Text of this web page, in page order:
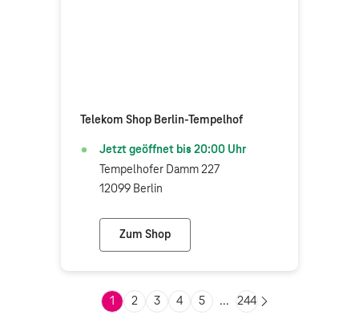
Telekom Shop Berlin-Tempelhof
Jetzt geöffnet bis 20:00 Uhr
Tempelhofer Damm 227
12099 Berlin
Zum Shop
Telekom Shop Berlin-Tempelhof
1 2 3 4 5 ... 244